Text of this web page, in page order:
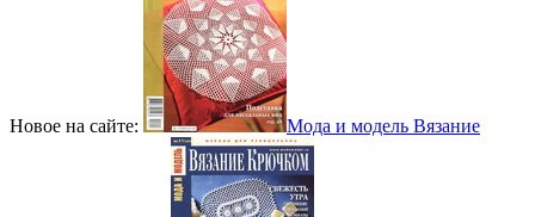
Новое на сайте: Мода и модель Вязание